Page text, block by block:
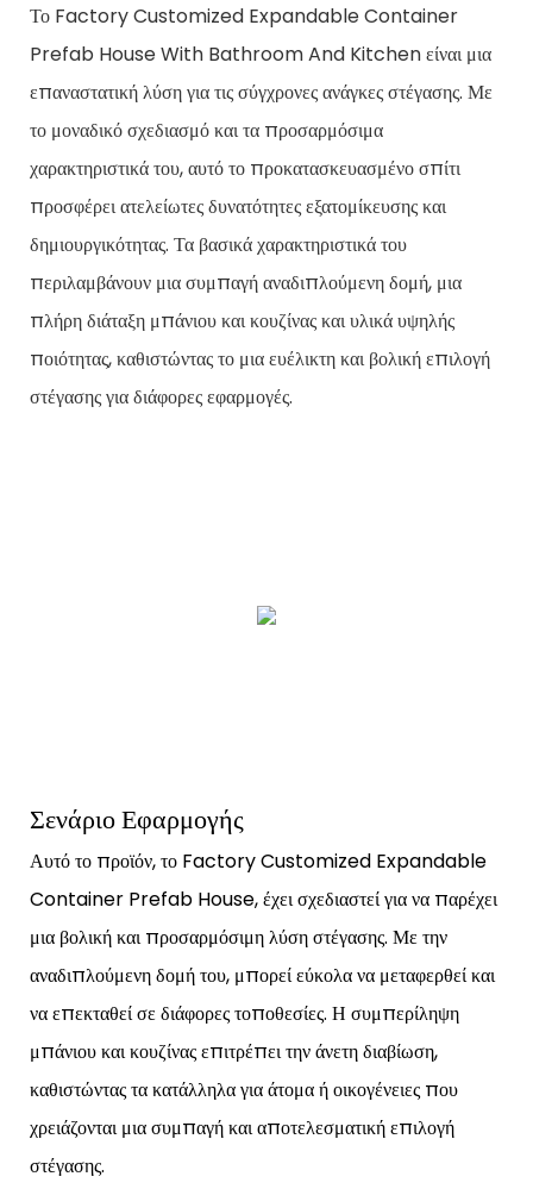
Το Factory Customized Expandable Container
Prefab House With Bathroom And Kitchen είναι μια
επαναστατική λύση για τις σύγχρονες ανάγκες στέγασης. Με
το μοναδικό σχεδιασμό και τα προσαρμόσιμα
χαρακτηριστικά του, αυτό το προκατασκευασμένο σπίτι
προσφέρει ατελείωτες δυνατότητες εξατομίκευσης και
δημιουργικότητας. Τα βασικά χαρακτηριστικά του
περιλαμβάνουν μια συμπαγή αναδιπλούμενη δομή, μια
πλήρη διάταξη μπάνιου και κουζίνας και υλικά υψηλής
ποιότητας, καθιστώντας το μια ευέλικτη και βολική επιλογή
στέγασης για διάφορες εφαρμογές.
Σενάριο Εφαρμογής
Αυτό το προϊόν, το Factory Customized Expandable
Container Prefab House, έχει σχεδιαστεί για να παρέχει
μια βολική και προσαρμόσιμη λύση στέγασης. Με την
αναδιπλούμενη δομή του, μπορεί εύκολα να μεταφερθεί και
να επεκταθεί σε διάφορες τοποθεσίες. Η συμπερίληψη
μπάνιου και κουζίνας επιτρέπει την άνετη διαβίωση,
καθιστώντας τα κατάλληλα για άτομα ή οικογένειες που
χρειάζονται μια συμπαγή και αποτελεσματική επιλογή
στέγασης.